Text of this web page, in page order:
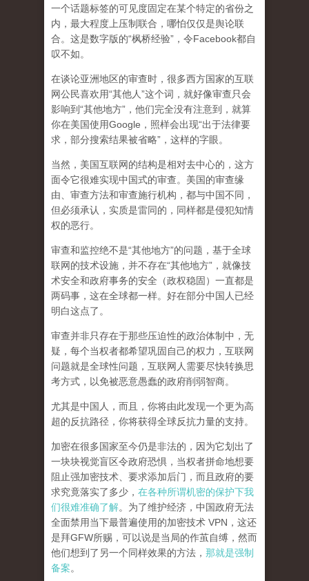
一个话题标签的可见度固定在某个特定的省份之
内，最大程度上压制联合 ，哪怕仅仅是舆论联
合。这是数字版的“枫桥经验”，令Facebook都自
叹不如。
在谈论亚洲地区的审查时，很多西方国家的互联
网公民喜欢用“其他人”这个词，就好像审查只会
影响到“其他地方”，他们完全没有注意到， 就算
你在美国使用Google，照样会出现“出于法律要
求，部分搜索结果被省略”，这样的字眼。
当然，美国互联网的结构是相对去中心的，这方
面令它很难实现中国式的审查。美国的审查缘
由、审查方法和审查施行机构，都与中国不同，
但必须承认， 实质是雷同的，同样都是侵犯知情
权的恶行。
审查和监控绝不是“其他地方”的问题，基于全球
联网的技术设施，并不存在“其他地方”，就像技
术安全和政府事务的安全（政权稳固）一直都是
两码事，这在全球都一样。好在部分中国人已经
明白这点了。
审查并非只存在于那些压迫性的政治体制中，无
疑，每个当权者都希望巩固自己的权力，互联网
问题就是全球性问题，互联网人需要尽快转换思
考方式，以免被恶意愚蠢的政府削弱智商。
尤其是中国人，而且，你将由此发现一个更为高
超的反抗路径，你将获得全球反抗力量的支持。
加密在很多国家至今仍是非法的，因为它划出了
一块块视觉盲区令政府恐惧，当权者拼命地想要
阻止强加密技术、要求添加后门，而且政府的要
求究竟落实了多少， 在各种所谓机密的保护下我
们很难准确了解。为了维护经济，中国政府无法
全面禁用当下最普遍使用的加密技术 VPN，这还
是拜GFW所赐，可以说是当局的作茧自缚，然而
他们想到了另一个同样效果的方法， 那就是强制
备案。